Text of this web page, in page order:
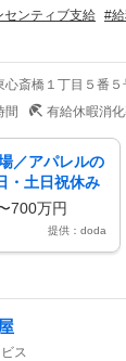
センティブ支給 #
心斎橋１丁目５番５
間 有給休暇消化
／アパレルの
・土日祝休み
700万円
提供：doda
ス